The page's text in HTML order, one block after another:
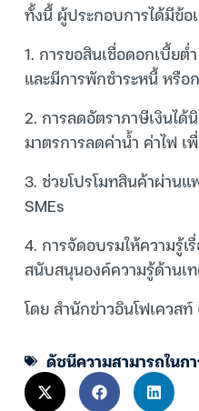
ทั้งนี้ ผู้ประกอบการได้มีข้อ
1. การขอสินเชื่อดอกเบี้ยต่
และมีการพักชำระหนี้ หรือ
2. การลดอัตราภาษีเงินไ
มาตรการลดค่าน้ำ ค่าไฟ
3. ช่วยโปรโมทสินค้าผ่าน
SMEs
4. การจัดอบรมให้ความรู้
สนับสนุนองค์ความรู้ด้านเท
โดย สำนักข่าวอินโฟเควส
ดัชนีความสามารถในก